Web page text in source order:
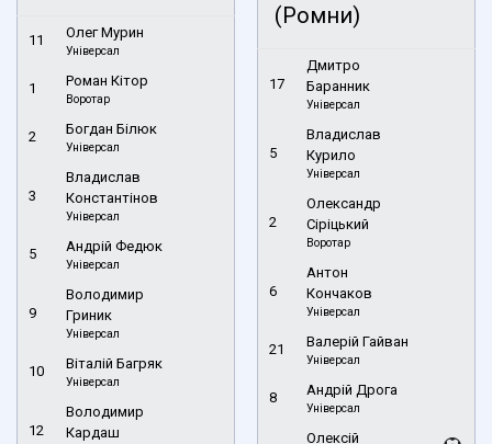
11 Олег Мурин
Універсал
1 Роман Кітор
Воротар
2 Богдан Білюк
Універсал
3
Владислав
Константінов
Універсал
5 Андрій Федюк
Універсал
9
Володимир
Гриник
Універсал
10 Віталій Багряк
Універсал
12
Володимир
Кардаш
(Ромни)
17
Дмитро
Баранник
Універсал
5
Владислав
Курило
Універсал
2
Олександр
Сіріцький
Воротар
6
Антон
Кончаков
Універсал
21 Валерій Гайван
Універсал
8 Андрій Дрога
Універсал
Олексій